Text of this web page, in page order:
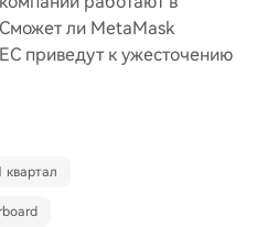
ли MetaMask
приведут к ужесточению
квартал